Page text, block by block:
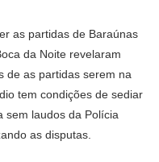
as partidas de Baraúnas
da Noite revelaram
de as partidas serem na
tem condições de sediar
sem laudos da Polícia
as disputas.